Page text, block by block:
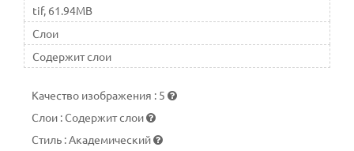
tif, 61.94MB
Слои
Содержит слои
Качество изображения : 5
Слои :Содержит слои
Стиль : Академический